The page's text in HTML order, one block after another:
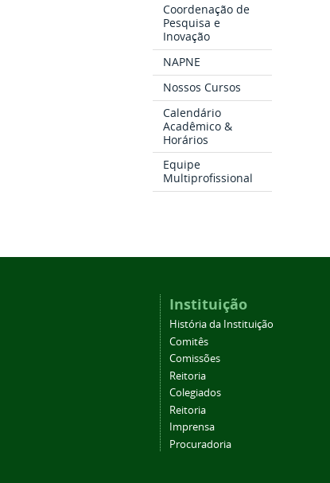
Coordenação de
Pesquisa e
Inovação
NAPNE
Nossos Cursos
Calendário
Acadêmico &
Horários
Equipe
Multiprofissional
Instituição
História da Instituição
Comitês
Comissões
Reitoria
Colegiados
Reitoria
Imprensa
Procuradoria